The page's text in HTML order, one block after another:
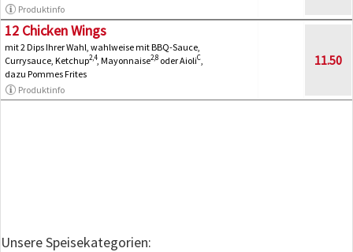
Produktinfo
12 Chicken Wings
mit 2 Dips Ihrer Wahl, wahlweise mit BBQ-Sauce,
Currysauce, Ketchup2,4, Mayonnaise2,8 oder AioliC
dazu Pommes Frites
Produktinfo
11.50
Unsere Speisekategorien: